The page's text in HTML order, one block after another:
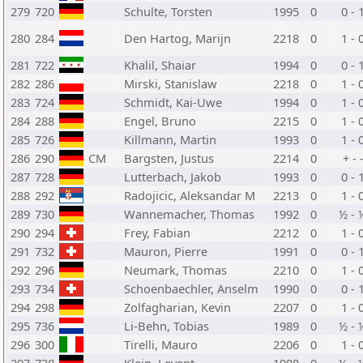
279 720 Schulte, Torsten 1995 0
0 -
280 284 Den Hartog, Marijn 2218 0
1 -
281 722 Khalil, Shaiar 1994 0
0 -
282 286 Mirski, Stanislaw 2218 0
1 -
283 724 Schmidt, Kai-Uwe 1994 0
1 -
284 288 Engel, Bruno 2215 0
1 -
285 726 Killmann, Martin 1993 0
1 -
286 290 CM Bargsten, Justus 2214 0
+ - -
287 728 Lutterbach, Jakob 1993 0
0 -
288 292 Radojicic, Aleksandar M 2213 0
1 -
289 730 Wannemacher, Thomas 1992 0
½ -
290 294 Frey, Fabian 2212 0
1 -
291 732 Mauron, Pierre 1991 0
0 -
292 296 Neumark, Thomas 2210 0
1 -
293 734 Schoenbaechler, Anselm 1990 0
0 -
294 298 Zolfagharian, Kevin 2207 0
1 -
295 736 Li-Behn, Tobias 1989 0
½ -
296 300 Tirelli, Mauro 2206 0
1 -